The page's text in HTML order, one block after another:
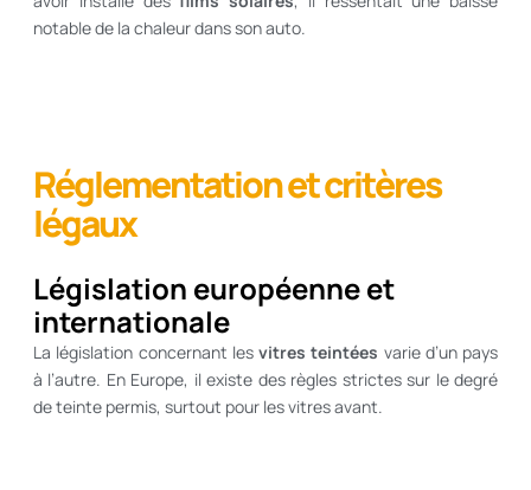
notable de la chaleur dans son auto.
Réglementation et critères
légaux
Législation européenne et
internationale
La législation concernant les vitres teintées varie d’un pays
à l’autre. En Europe, il existe des règles strictes sur le degré
de teinte permis, surtout pour les vitres avant.